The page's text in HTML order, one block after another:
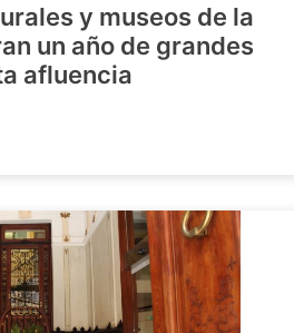
y museos de la
un año de grandes
afluencia